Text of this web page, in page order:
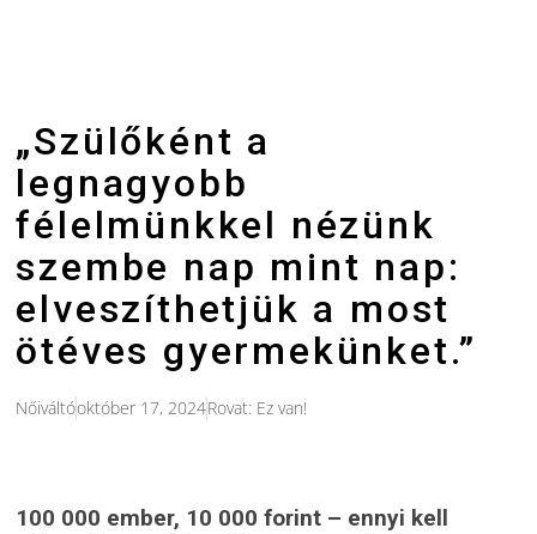
„Szülőként a
legnagyobb
félelmünkkel nézünk
szembe nap mint nap:
elveszíthetjük a most
ötéves gyermekünket.”
Nőiváltóoktóber 17, 2024Rovat: Ez van!
100 000 ember, 10 000 forint – ennyi kell